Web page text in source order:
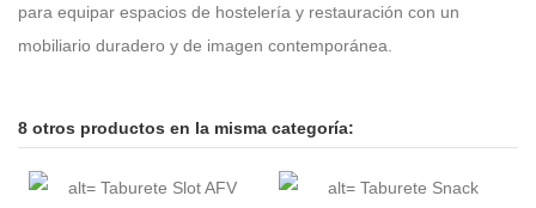
para equipar espacios de hostelería y restauración con un
mobiliario duradero y de imagen contemporánea.
8 otros productos en la misma categoría: